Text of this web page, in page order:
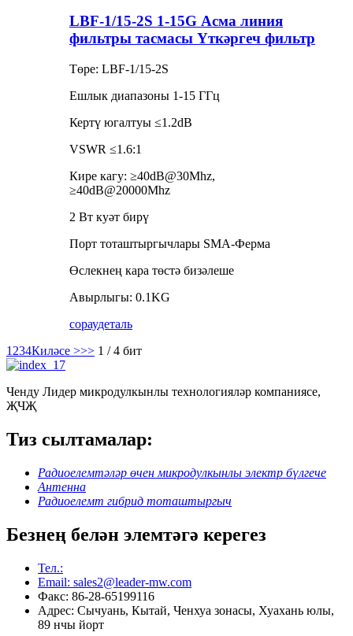
LBF-1/15-2S 1-15G Асма линия
фильтры тасмасы Үткәргеч фильтр
Төре: LBF-1/15-2S
Ешлык диапазоны 1-15 ГГц
Кертү югалтуы ≤1.2dB
VSWR ≤1.6:1
Кире кагу: ≥40dB@30Mhz,
≥40dB@20000Mhz
2 Вт куәт бирү
Порт тоташтыргычлары SMA-Ферма
Өслекнең кара төстә бизәлеше
Авырлыгы: 0.1KG
сораудеталь
1 234Киләсе >>> 1 / 4 бит
Ченду Лидер микродулкынлы технологияләр компаниясе,
ҖЧҖ
Тиз сылтамалар:
Радиоелемтәләр өчен микродулкынлы электр бүлгече
Антенна
Радиоелемт гибрид тоташтыргыч
Безнең белән элемтәгә керегез
Тел.:
Email: sales2@leader-mw.com
Факс: 86-28-65199116
Адрес: Сычуань, Кытай, Ченхуа зонасы, Хуахань юлы,
89 нчы йорт